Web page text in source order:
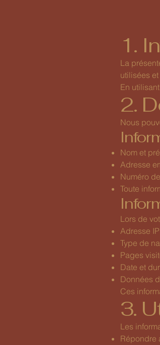
1.
La
utilisées
En
2.
Nous
Nom et
Adresse
Numéro
Toute
Lors de
Adresse IP
Type de
Pages
Date et
Données
Ces
3.
Les
Répondre